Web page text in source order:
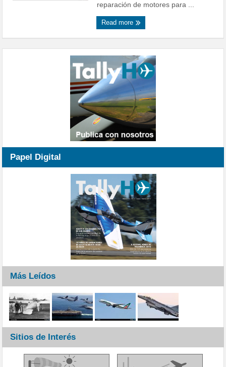
reparación de motores para ...
Read more
Papel Digital
Más Leídos
Sitios de Interés